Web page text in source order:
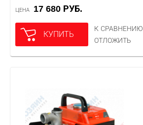
ЦЕНА 17 680 РУБ.
КУПИТЬ
К СРАВНЕНИЮ
ОТЛОЖИТЬ